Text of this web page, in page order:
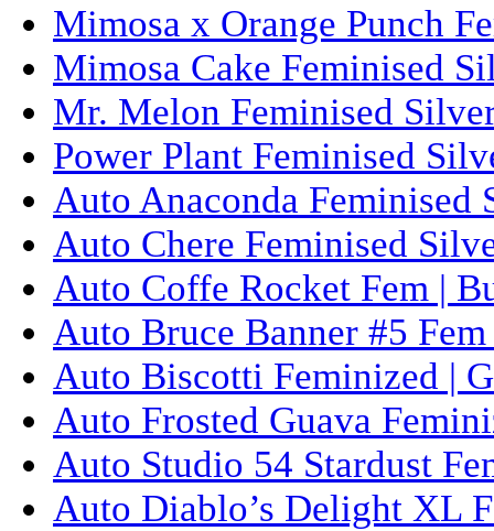
Mimosa x Orange Punch
Mimosa Cake Feminised
Mr. Melon Feminised
Power Plant Feminised
Auto Anaconda Feminised
Auto Chere Feminised
Auto Coffe Rocket Fem |
Auto Bruce Banner #5
Auto Biscotti Feminized |
Auto Frosted Guava
Auto Studio 54 Stardust
Auto Diablo’s Delight XL